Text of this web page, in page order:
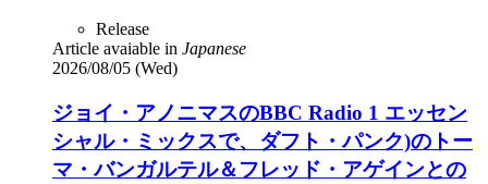
Release
Article avaiable in Japanese
2026/08/05 (Wed)
ジョイ・アノニマスのBBC Radio 1 エッセン
シャル・ミックスで、ダフト・パンク)のトー
マ・バンガルテル＆フレッド・アゲインとの